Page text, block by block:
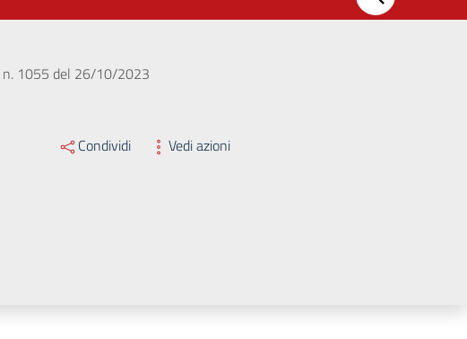
n. 1055 del 26/10/2023
Condividi Vedi azioni